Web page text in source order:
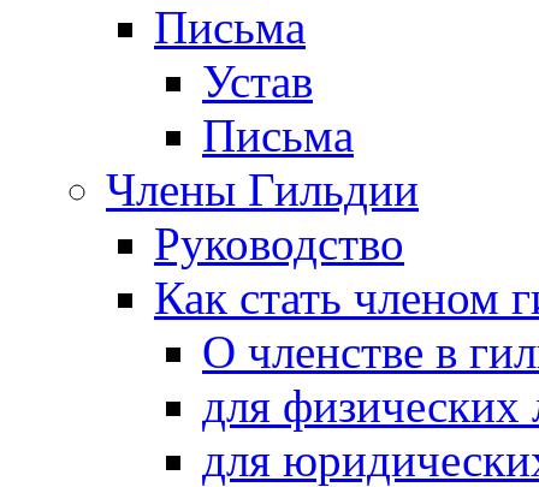
Письма
Устав
Письма
Члены Гильдии
Руководство
Как стать членом
О членстве в
для физических
для